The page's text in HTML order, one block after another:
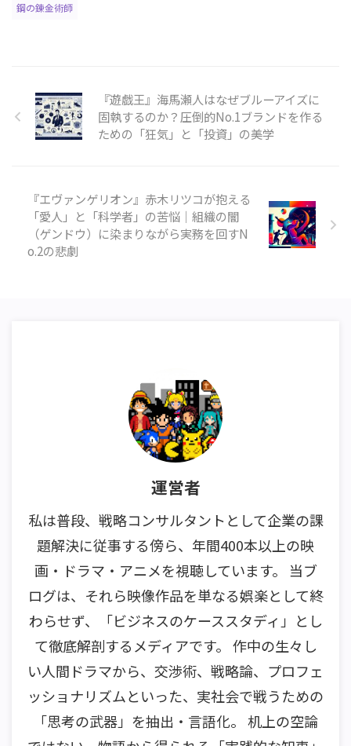
鋼の錬金術師
『遊戯王』海馬瀬人はなぜブルーアイズに
固執するのか？圧倒的No.1ブランドを作る
ための「狂気」と「投資」の美学
『エヴァンゲリオン』赤木リツコが抱える
「愛人」と「科学者」の苦悩｜組織の闇
（ゲンドウ）に染まりながら実務を回すN
o.2の悲劇
運営者
私は普段、戦略コンサルタントとして企業の課
題解決に従事する傍ら、年間400本以上の映
画・ドラマ・アニメを視聴しています。 当ブ
ログは、それら映像作品を単なる娯楽として終
わらせず、「ビジネスのケーススタディ」とし
て徹底解剖するメディアです。 作中の生々し
い人間ドラマから、交渉術、戦略論、プロフェ
ッショナリズムといった、実社会で戦うための
「思考の武器」を抽出・言語化。 机上の空論